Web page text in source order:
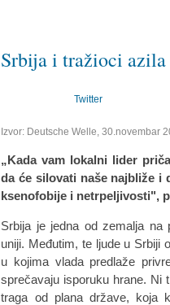
Srbija i tražioci
Twitter
Izvor: Deutsche Welle, 30.novembar
„Kada vam lokalni lider
da će silovati naše najbliže i
ksenofobije i netrpeljivosti",
Srbija je jedna od zemalja
uniji. Međutim, te ljude u Srbiji
u kojima vlada predlaže
sprečavaju isporuku hrane. Ni
traga od plana države, koja